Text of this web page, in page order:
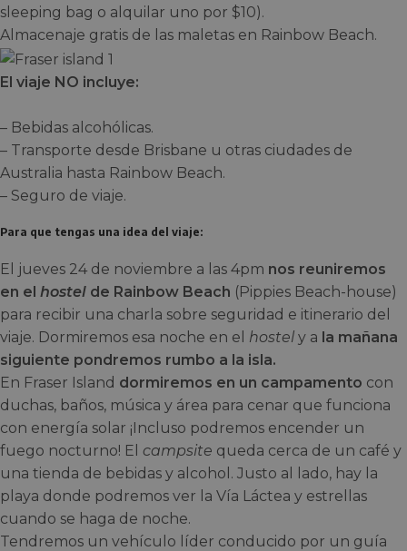
sleeping bag o alquilar uno por $10).
Almacenaje gratis de las maletas en Rainbow Beach.
El viaje NO incluye:
– Bebidas alcohólicas.
– Transporte desde Brisbane u otras ciudades de
Australia hasta Rainbow Beach.
– Seguro de viaje.
Para que tengas una idea del viaje:
El jueves 24 de noviembre a las 4pm nos reuniremos
en el hostel de Rainbow Beach (Pippies Beach-house)
para recibir una charla sobre seguridad e itinerario del
viaje. Dormiremos esa noche en el hostel y a la mañana
siguiente pondremos rumbo a la isla.
En Fraser Island dormiremos en un campamento con
duchas, baños, música y área para cenar que funciona
con energía solar ¡Incluso podremos encender un
fuego nocturno! El campsite queda cerca de un café y
una tienda de bebidas y alcohol. Justo al lado, hay la
playa donde podremos ver la Vía Láctea y estrellas
cuando se haga de noche.
Tendremos un vehículo líder conducido por un guía